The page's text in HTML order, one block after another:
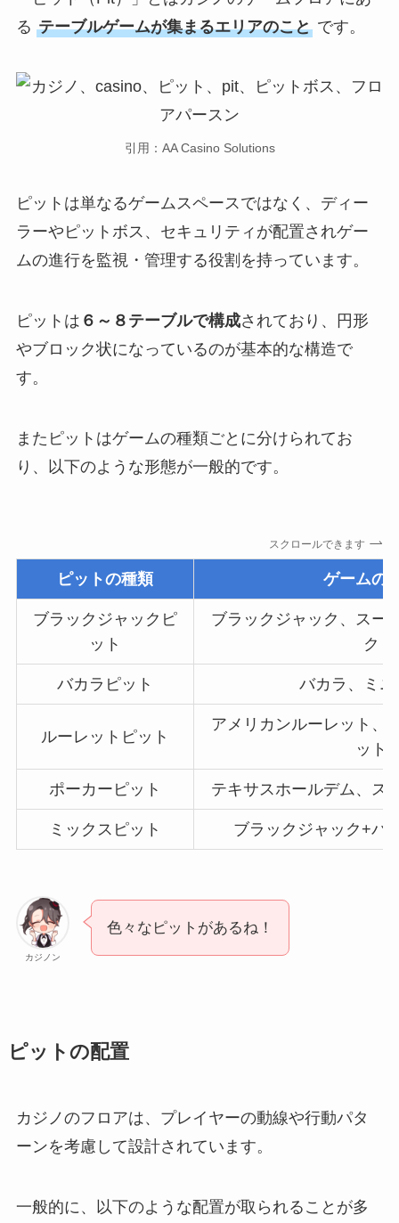
る テーブルゲームが集まるエリアのことです。
引用：AA Casino Solutions
ピットは単なるゲームスペースではなく、ディー
ラーやピットボス、セキュリティが配置されゲー
ムの進行を監視・管理する役割を持っています。
ピットは ６～８テーブルで構成されており、円形
やブロック状になっているのが基本的な構造で
す。
またピットはゲームの種類ごとに分けられてお
り、以下のような形態が一般的です。
スクロールできます
ピットの種類 ゲームの
ブラックジャックピ
ット
ブラックジャック、スー
ク
バカラピット バカラ、ミ
ルーレットピット
アメリカンルーレット、
ット
ポーカーピット テキサスホールデム、ス
ミックスピット ブラックジャック+バ
カジノン
色々なピットがあるね！
ピットの配置
カジノのフロアは、プレイヤーの動線や行動パタ
ーンを考慮して設計されています。
一般的に、以下のような配置が取られることが多